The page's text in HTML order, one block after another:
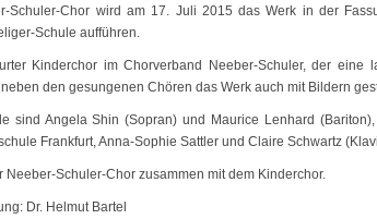
Schuler-Chor wird am 17. Juli 2015 das Werk in der
Schule aufführen.
Kinderchor im Chorverband Neeber-Schuler, der eine
den gesungenen Chören das Werk auch mit Bildern
sind Angela Shin (Sopran) und Maurice Lenhard
Frankfurt, Anna-Sophie Sattler und Claire Schwartz
Neeber-Schuler-Chor zusammen mit dem Kinderchor.
Dr. Helmut Bartel